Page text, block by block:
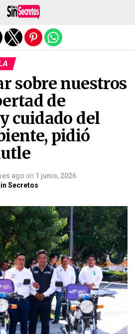
sobre nuestros
de
cuidado del
pidió
ago on 1 junio, 2026
Secretos
la versión móvil